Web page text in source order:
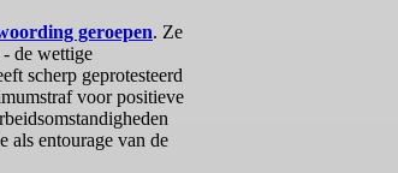
geroepen. Ze
de wettige
scherp geprotesteerd
voor positieve
als entourage van de